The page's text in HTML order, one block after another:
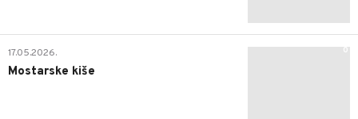
0
17.05.2026.
Mostarske kiše